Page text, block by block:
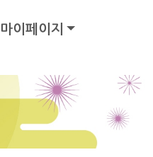
마이페이지